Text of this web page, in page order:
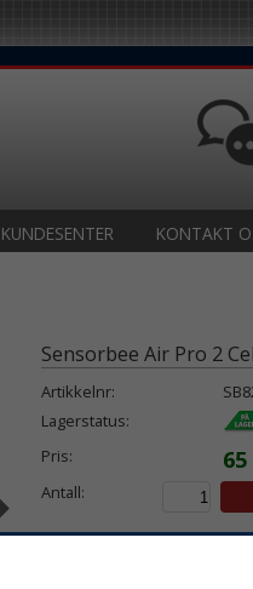
KUNDESENTER KONTAKT
Sensorbee Air Pro 2
Artikkelnr:
Lagerstatus:
Pris:
Antall: